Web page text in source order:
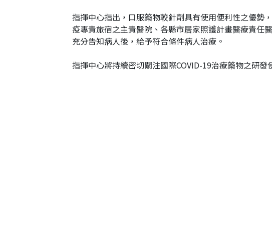
指揮中心指出，口服藥物較針劑具有使用便利性之優勢
疫專責旅宿之主責醫院、各縣市居家照護計畫醫療責任
充分告知病人後，給予符合條件病人治療。
指揮中心將持續密切關注國際COVID-19治療藥物之研